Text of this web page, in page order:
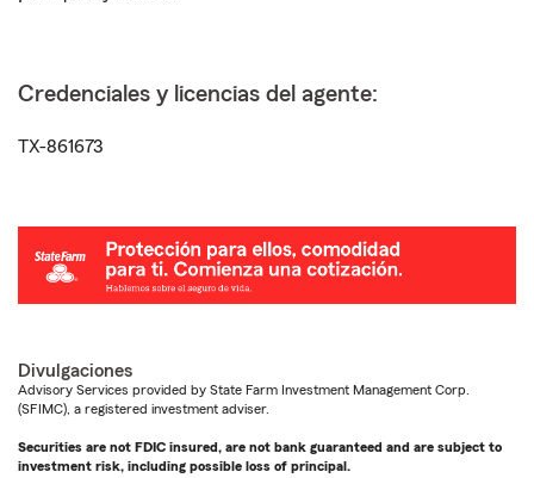
Credenciales y licencias del agente:
TX-861673
Divulgaciones
Advisory Services provided by State Farm Investment Management Corp.
(SFIMC), a registered investment adviser.
Securities are not FDIC insured, are not bank guaranteed and are subject to
investment risk, including possible loss of principal.